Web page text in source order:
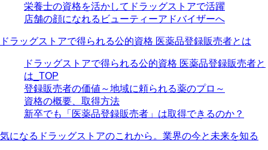
栄養士の資格を活かしてドラッグストアで活躍
店舗の顔になれるビューティーアドバイザーへ
ドラッグストアで得られる公的資格 医薬品登録販売者とは
ドラッグストアで得られる公的資格 医薬品登録販売者と
は_TOP
登録販売者の価値～地域に頼られる薬のプロ～
資格の概要、取得方法
新卒でも「医薬品登録販売者」は取得できるのか？
気になるドラッグストアのこれから。業界の今と未来を知る